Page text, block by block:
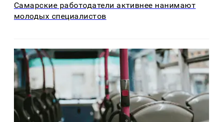
Самарские работодатели активнее нанимают
молодых специалистов